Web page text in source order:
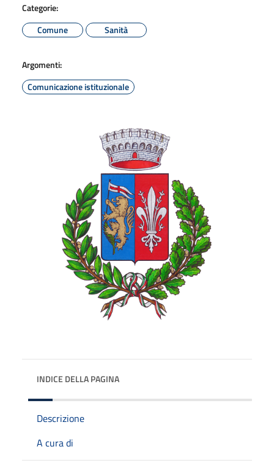
Categorie:
Comune
Sanità
Argomenti:
Comunicazione istituzionale
INDICE DELLA PAGINA
Descrizione
A cura di